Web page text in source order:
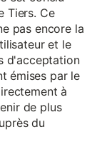
Tiers. Ce
pas encore la
et le
d'acceptation
émises par le
à
de plus
du